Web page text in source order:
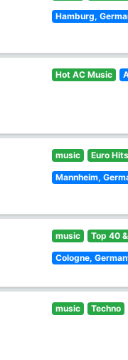
Hamburg,
Hot AC Music
music Euro Hits
Mannheim,
music Top 40
Cologne,
music Techno